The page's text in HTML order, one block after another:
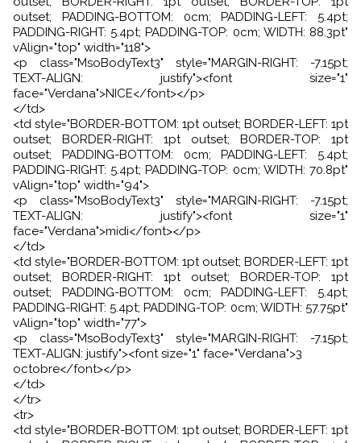
outset; PADDING-BOTTOM: 0cm; PADDING-LEFT: 5.4pt;
PADDING-RIGHT: 5.4pt; PADDING-TOP: 0cm; WIDTH: 88.3pt"
vAlign="top" width="118">
<p class="MsoBodyText3" style="MARGIN-RIGHT: -7.15pt;
TEXT-ALIGN: justify"><font size="1"
face="Verdana">NICE</font></p>
</td>
<td style="BORDER-BOTTOM: 1pt outset; BORDER-LEFT: 1pt
outset; BORDER-RIGHT: 1pt outset; BORDER-TOP: 1pt
outset; PADDING-BOTTOM: 0cm; PADDING-LEFT: 5.4pt;
PADDING-RIGHT: 5.4pt; PADDING-TOP: 0cm; WIDTH: 70.8pt"
vAlign="top" width="94">
<p class="MsoBodyText3" style="MARGIN-RIGHT: -7.15pt;
TEXT-ALIGN: justify"><font size="1"
face="Verdana">midi</font></p>
</td>
<td style="BORDER-BOTTOM: 1pt outset; BORDER-LEFT: 1pt
outset; BORDER-RIGHT: 1pt outset; BORDER-TOP: 1pt
outset; PADDING-BOTTOM: 0cm; PADDING-LEFT: 5.4pt;
PADDING-RIGHT: 5.4pt; PADDING-TOP: 0cm; WIDTH: 57.75pt"
vAlign="top" width="77">
<p class="MsoBodyText3" style="MARGIN-RIGHT: -7.15pt;
TEXT-ALIGN: justify"><font size="1" face="Verdana">3
octobre</font></p>
</td>
</tr>
<tr>
<td style="BORDER-BOTTOM: 1pt outset; BORDER-LEFT: 1pt